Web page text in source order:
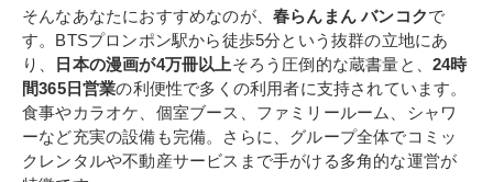
そんなあなたにおすすめなのが、 春らんまん バンコクで
す。BTSプロンポン駅から徒歩5分という抜群の立地にあ
り、
日本の漫画が4万冊以上そろう圧倒的な蔵書量と、24時
間365日営業の利便性で多くの利用者に支持されています。
食事やカラオケ、個室ブース、ファミリールーム、シャワ
ーなど充実の設備も完備。さらに、グループ全体でコミッ
クレンタルや不動産サービスまで手がける多角的な運営が